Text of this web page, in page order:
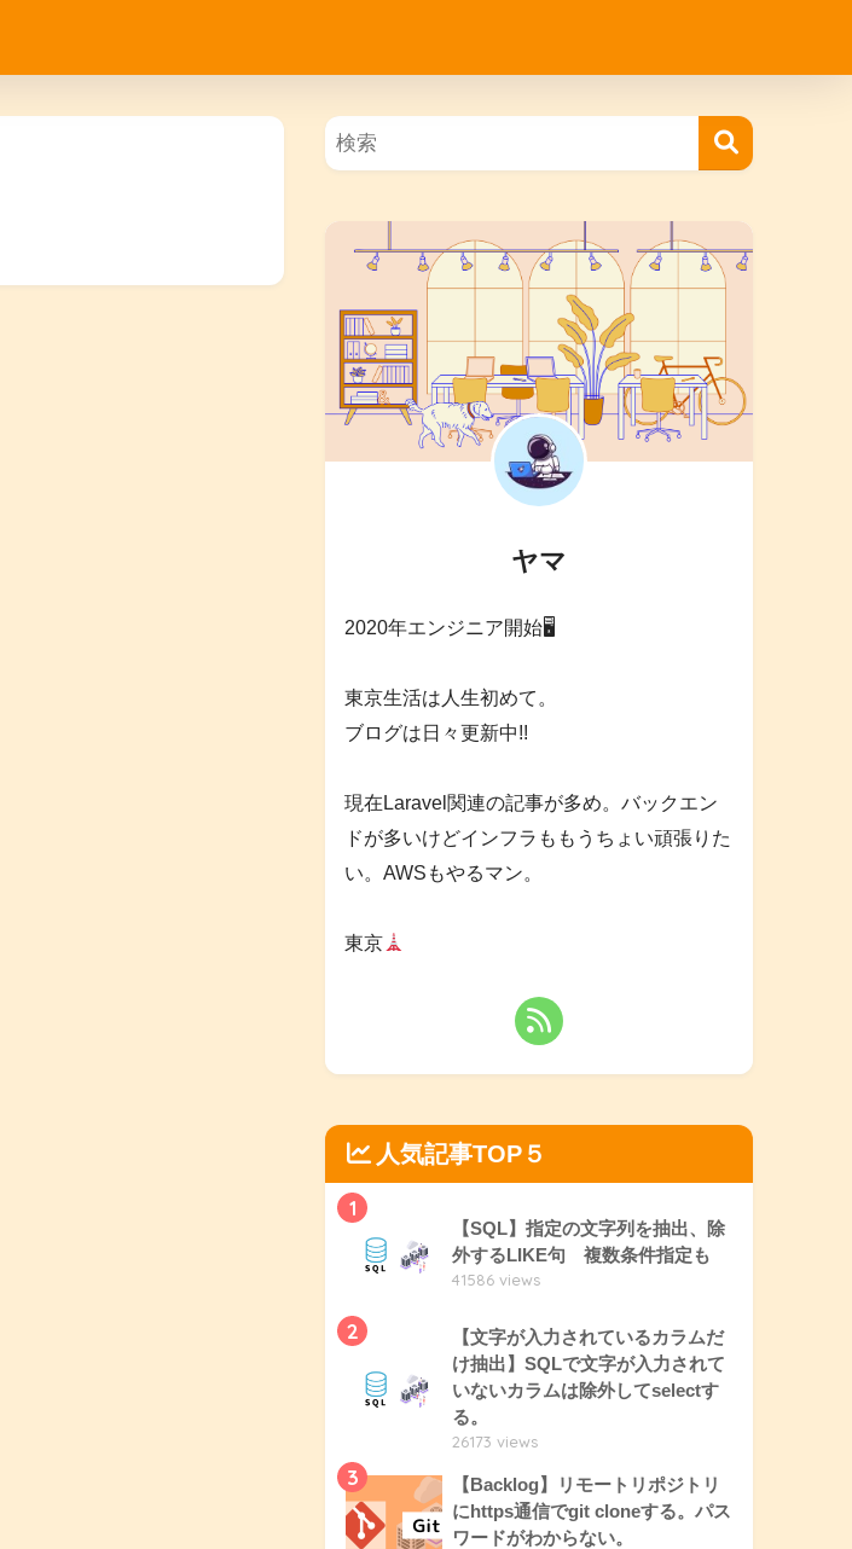
ヤマ
2020年エンジニア開始🖥
東京生活は人生初めて。
ブログは日々更新中!!
現在Laravel関連の記事が多め。バックエン
ドが多いけどインフラももうちょい頑張りた
い。AWSもやるマン。
東京
人気記事TOP５
1
【SQL】指定の文字列を抽出、除
外するLIKE句 複数条件指定も
41586 views
2
【文字が入力されているカラムだ
け抽出】SQLで文字が入力されて
いないカラムは除外してselectす
る。
26173 views
3
【Backlog】リモートリポジトリ
にhttps通信でgit cloneする。パス
ワードがわからない。